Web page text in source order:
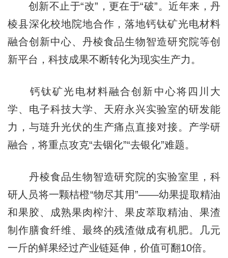
创新不止于“改”，更在于“破”。近年来，丹
棱县深化校地院地合作，落地钙钛矿光电材料
融合创新中心、丹棱食品生物智造研究院等创
新平台，科技成果不断转化为现实生产力。
钙钛矿光电材料融合创新中心将四川大
学、电子科技大学、天府永兴实验室的研发能
力，与琏升光伏的生产痛点直接对接。产学研
融合，将重点攻克“去铟化”“去银化”难题。
丹棱食品生物智造研究院的实验室里，科
研人员将一颗桔橙“物尽其用”——幼果提取精油
和果胶、成熟果肉榨汁、果皮萃取精油、果渣
制作膳食纤维、最终的残渣做成有机肥。几元
一斤的鲜果经过产业链延伸，价值可翻10倍。